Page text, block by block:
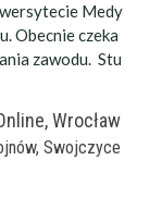
Medy
Obecnie czeka
zawodu. Stu
Wrocław
Swojczyce